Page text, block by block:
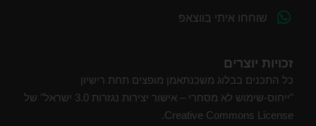
שוחחו איתי בווצאפ
זכויות יוצרים
כל התכנים בבלוג משכנתאמן מופצים תחת רישיון
"ייחוס-שימוש לא מסחרי – אישור יצירות נגזרות 3.0 ישראל" של
Creative Commons License.